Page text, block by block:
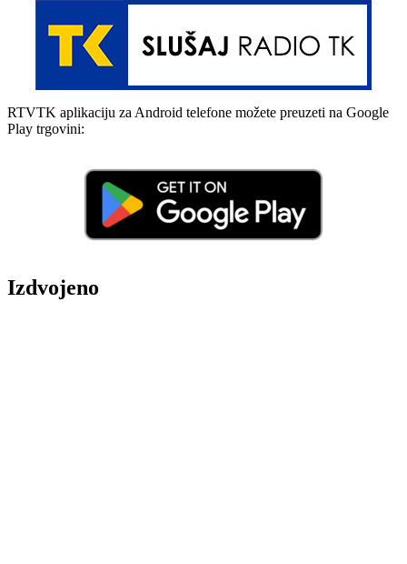
RTVTK aplikaciju za Android telefone možete preuzeti na Google
Play trgovini:
Izdvojeno